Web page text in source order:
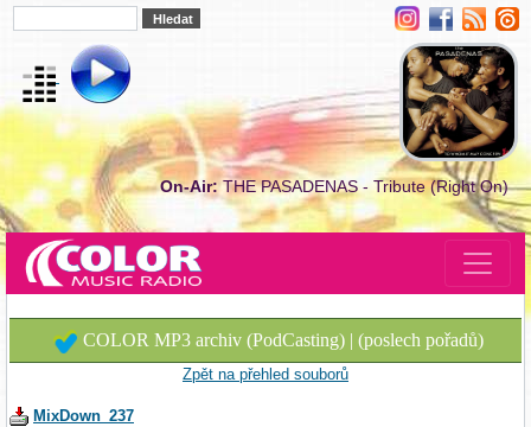
On-Air:THE PASADENAS - Tribute (Right On)
COLOR MP3 archiv (PodCasting) | (poslech pořadů)
Zpět na přehled souborů
MixDown_237